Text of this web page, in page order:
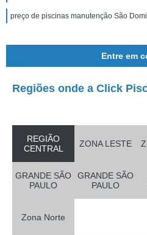
preço de piscinas manutenção São
Entre em
Regiões onde a Click
REGIÃO
CENTRAL
ZONA LESTE
GRANDE SÃO
PAULO
GRANDE SÃO
PAULO
Zona Norte